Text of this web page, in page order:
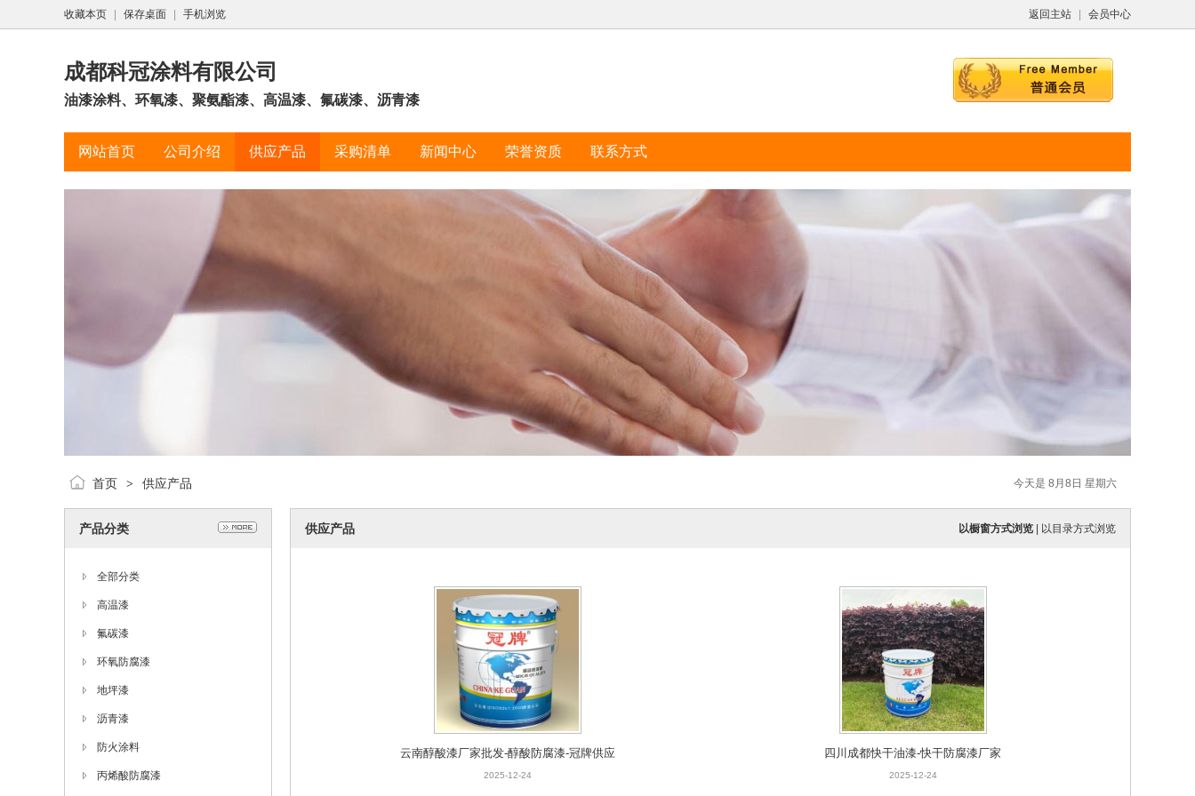
返回主站 会员中心
收藏本页 保存桌面 手机浏览
成都科冠涂料有限公司
油漆涂料、环氧漆、聚氨酯漆、高温漆、氟碳漆、沥青漆
网站首页 公司介绍 供应产品 采购清单 新闻中心 荣誉资质 联系方式
今天是 8月8日 星期六
首页 > 供应产品
产品分类
全部分类
高温漆
氟碳漆
环氧防腐漆
地坪漆
沥青漆
防火涂料
丙烯酸防腐漆
以橱窗方式浏览 以目录方式浏览
供应产品
云南醇酸漆厂家批发-醇酸防腐漆-冠牌供应
2025-12-24
四川成都快干油漆-快干防腐漆厂家
2025-12-24